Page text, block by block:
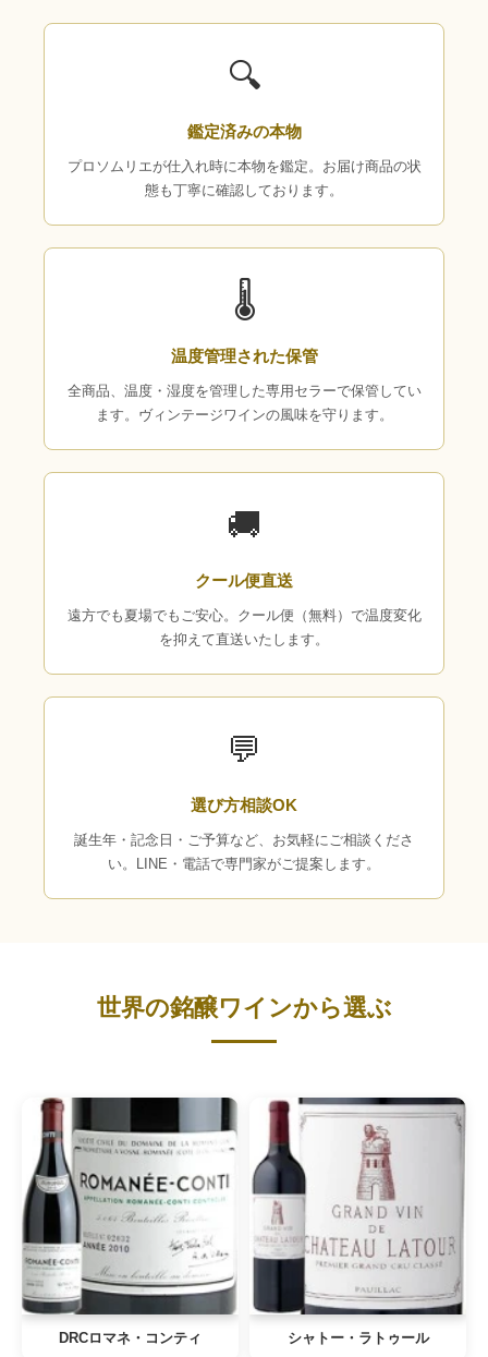
🔍
鑑定済みの本物
プロソムリエが仕入れ時に本物を鑑定。お届け商品の状
態も丁寧に確認しております。
🌡
温度管理された保管
全商品、温度・湿度を管理した専用セラーで保管してい
ます。ヴィンテージワインの風味を守ります。
🚚
クール便直送
遠方でも夏場でもご安心。クール便（無料）で温度変化
を抑えて直送いたします。
💬
選び方相談OK
誕生年・記念日・ご予算など、お気軽にご相談くださ
い。LINE・電話で専門家がご提案します。
世界の銘醸ワインから選ぶ
DRCロマネ・コンティ シャトー・ラトゥール